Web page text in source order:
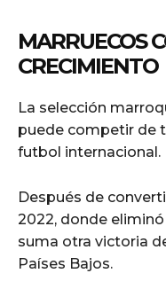
MARRUECOS
CRECIMIENTO
La selección
puede competir de
futbol internacional.
Después de
2022, donde
suma otra victoria
Países Bajos.